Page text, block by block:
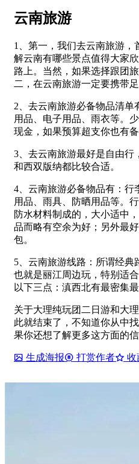
云南旅游
1、第一，我们去云南旅游，
解云南有哪些景点值得大家
路上。当然，如果选择跟团
二，在云南旅游一定要携带足
2、去云南旅游必备物品清
用品、电子用品、雨衣等。
现金，如果预算超支你也有备
3、去云南旅游最好是自由行
和西双版纳都比较合适。
4、云南旅游必备物品有：行
用品、雨具、防晒用品等。
防水材料制成的，大小适中
品而略有空余为好；另外最
包。
5、云南旅游线路：所谓经典
也就是丽江周边玩，特别适
以下三点：滇西北有最密集最
关于大理纯玩团二日游和大
此就结束了，不知道你从中
果你还想了解更多这方面的
生成海报 打赏作者 收